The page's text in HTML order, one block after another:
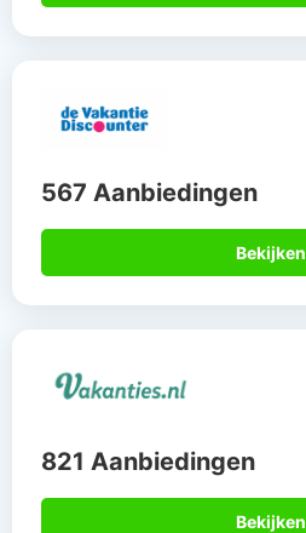
567 Aanbiedingen
Bekijken
821 Aanbiedingen
Bekijken